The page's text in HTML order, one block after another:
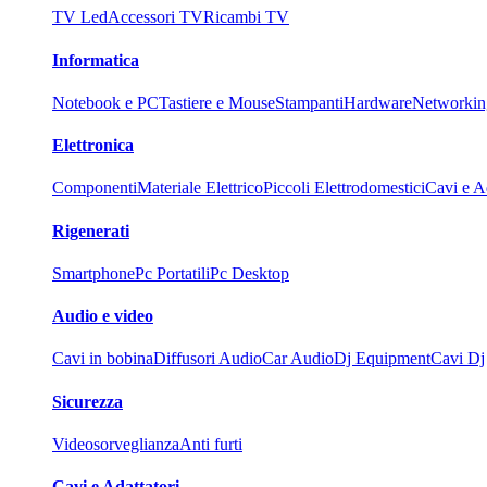
TV LedAccessori TVRicambi TV
Informatica
Notebook e PCTastiere e MouseStampantiHardware
Elettronica
ComponentiMateriale ElettricoPiccoli ElettrodomesticiCavi e
Rigenerati
SmartphonePc PortatiliPc Desktop
Audio e video
Cavi in bobinaDiffusori AudioCar AudioDj EquipmentCavi Dj
Sicurezza
VideosorveglianzaAnti furti